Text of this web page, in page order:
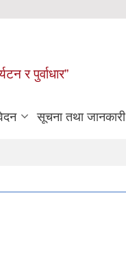
र पुर्वाधार”
सूचना तथा जानकारी